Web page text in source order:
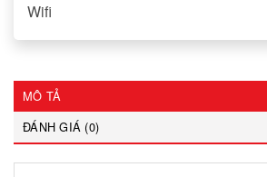
Wifi
MÔ TẢ
ĐÁNH GIÁ (0)